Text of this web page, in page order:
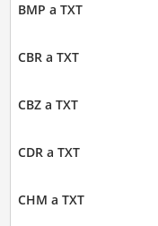
BMP a TXT
CBR a TXT
CBZ a TXT
CDR a TXT
CHM a TXT